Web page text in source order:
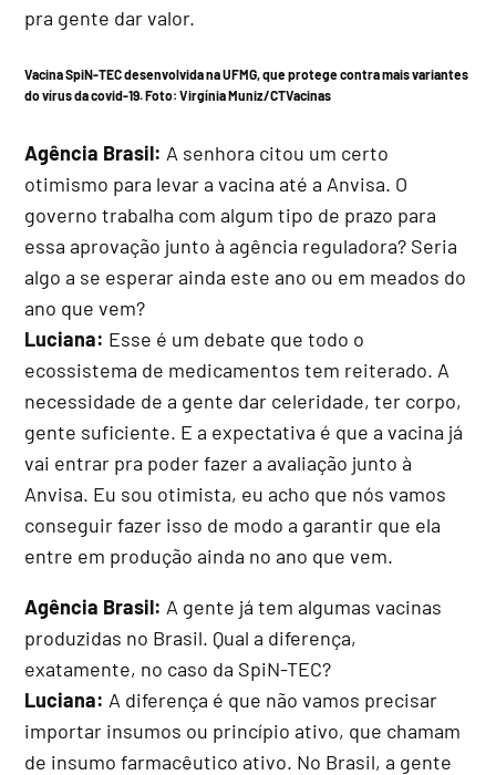
pra gente dar valor.
Vacina SpiN-TEC desenvolvida na UFMG, que protege contra mais variantes
do vírus da covid-19. Foto:Virgínia Muniz/CTVacinas
Agência Brasil: A senhora citou um certo
otimismo para levar a vacina até a Anvisa. O
governo trabalha com algum tipo de prazo para
essa aprovação junto à agência reguladora? Seria
algo a se esperar ainda este ano ou em meados do
ano que vem?
Luciana: Esse é um debate que todo o
ecossistema de medicamentos tem reiterado. A
necessidade de a gente dar celeridade, ter corpo,
gente suficiente. E a expectativa é que a vacina já
vai entrar pra poder fazer a avaliação junto à
Anvisa. Eu sou otimista, eu acho que nós vamos
conseguir fazer isso de modo a garantir que ela
entre em produção ainda no ano que vem.
Agência Brasil: A gente já tem algumas vacinas
produzidas no Brasil. Qual a diferença,
exatamente, no caso da SpiN-TEC?
Luciana: A diferença é que não vamos precisar
importar insumos ou princípio ativo, que chamam
de insumo farmacêutico ativo. No Brasil, a gente